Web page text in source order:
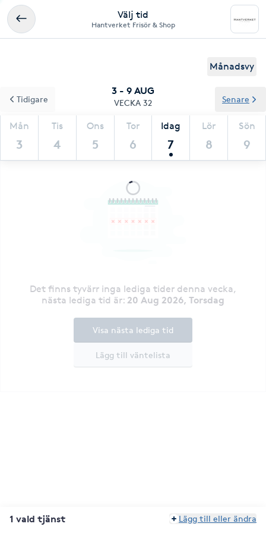
Välj tid
Hantverket Frisör & Shop
Månadsvy
3 - 9 AUG
VECKA 32
Mån
3
Tis
4
Ons
5
Tor
6
Idag
7
Lör
8
Sön
9
Tidigare Senare
Det finns tyvärr inga lediga tider denna vecka,
nästa lediga tid är: 20 Aug 2026, Torsdag
Lägg till väntelista
Visa nästa lediga tid
1 vald tjänst Lägg till eller ändra